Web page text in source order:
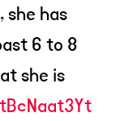
has
6 to 8
she is